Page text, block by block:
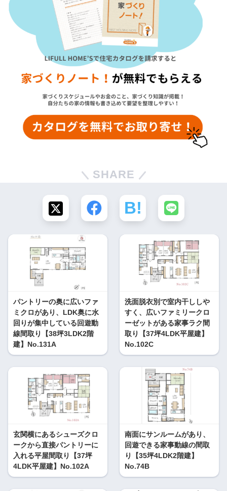
SHARE
パントリーの奥に広いファ
ミクロがあり、LDK奥に水
回りが集中している回遊動
線間取り【38坪3LDK2階
建】No.131A
洗面脱衣別で室内干ししや
すく、広いファミリークロ
ーゼットがある家事ラク間
取り【37坪4LDK平屋建】
No.102C
玄関横にあるシューズクロ
ークから直接パントリーに
入れる平屋間取り【37坪
4LDK平屋建】No.102A
南面にサンルームがあり、
回遊できる家事動線の間取
り【35坪4LDK2階建】
No.74B